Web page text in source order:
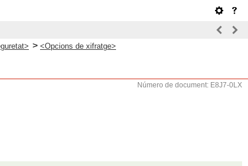
> <Opcions de xifratge>
Número de document: E8J7-0LX